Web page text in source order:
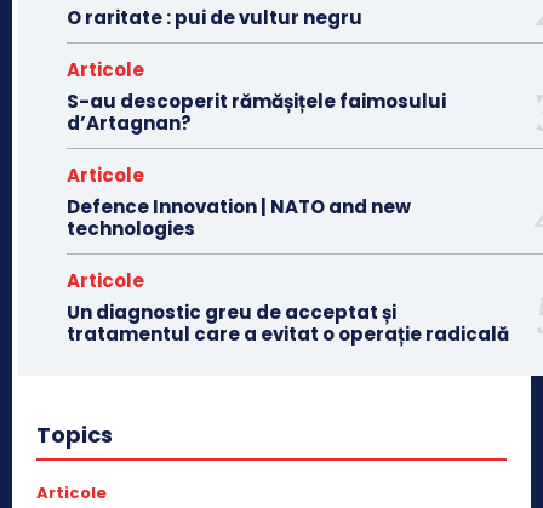
O raritate : pui de vultur negru
Articole
S-au descoperit rămășițele faimosului
d’Artagnan?
Articole
Defence Innovation | NATO and new
technologies
Articole
Un diagnostic greu de acceptat și
tratamentul care a evitat o operație radicală
Topics
Articole